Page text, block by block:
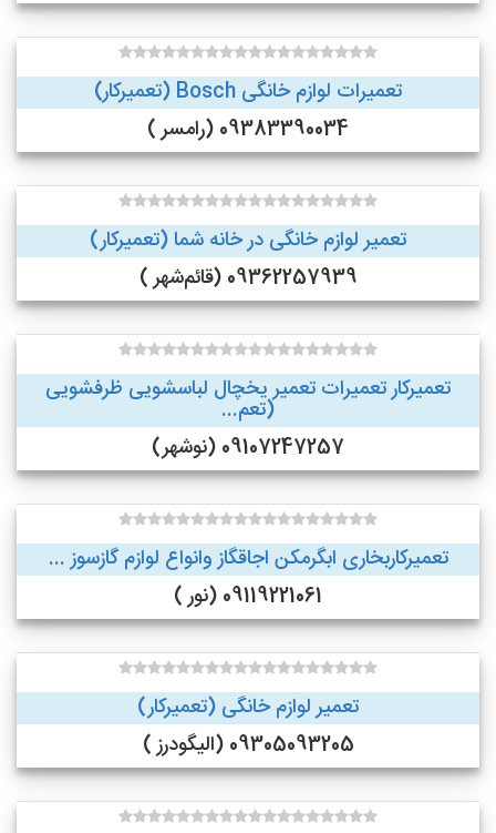
تعمیرات لوازم خانگی Bosch (تعمیرکار)
09383390034 (رامسر )
تعمیر لوازم خانگی در خانه شما (تعمیرکار)
09362257939 (قائم‌شهر )
تعمیرکار تعمیرات تعمیر یخچال لباسشویی ظرفشویی
(تعم...
09107247257 (نوشهر)
تعمیرکاربخاری ابگرمکن اجاقگاز وانواع لوازم گازسوز ...
09119221061 (نور )
تعمیر لوازم خانگی (تعمیرکار)
09305093205 (الیگودرز )